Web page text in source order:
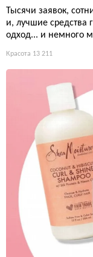
Тысячи заявок,
и, лучшие средства
одход... и немного
Красота 13 211